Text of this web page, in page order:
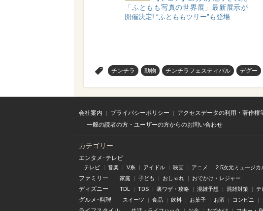
「ふともも写真の世界展」最新展示が
開催決定! “ふとももツリー”も登場
チンチラ 動物 チンチラフェスティバル デグー
会社案内 プライバシーポリシー アクセスデータの利用・著作権
一般の読者の方・ユーザーの方からのお問い合わせ
カテゴリー
エンタメ･テレビ
テレビ 音楽 V系 アイドル 映画 アニメ 2.5次元ミュージカ
ファミリー 家庭 子ども おしゃれ おでかけ・レジャー
ディズニー TDL TDS 裏ワザ・攻略 混雑予想 混雑対策 テ
グルメ･料理 スイーツ 食品 飲料 お菓子 お酒 コンビニ